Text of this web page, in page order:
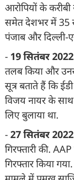
आरोपियों के
समेत देशभर में 35
पंजाब और दिल्ली-
- 19 सितंबर
तलब किया और
सूत्र बताते हैं कि
विजय नायर के
लिए बुलाया था.
-27 सितंबर
गिरफ्तारी की.
गिरफ्तार किया